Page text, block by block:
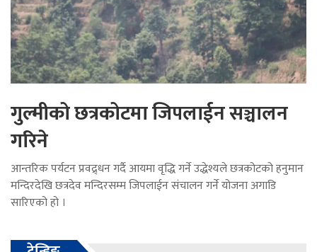
गुल्मीको छत्रकोटमा जिपलाईन सञ्चालन
गरिने
आन्तरिक पर्यटन प्रवद्र्धन गर्दै आयमा वृद्धि गर्ने उद्धेश्यले छत्रकोटको हनुमान
मन्दिरदेखि छत्रदेव मन्दिरसम्म जिपलाईन संचालन गर्ने योजना अगाडि
सारिएको हो ।